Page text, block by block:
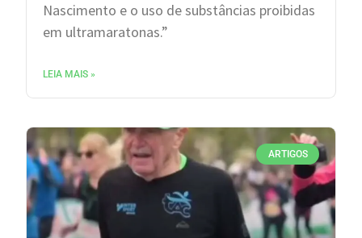
Nascimento e o uso de substâncias proibidas
em ultramaratonas.”
LEIA MAIS »
ARTIGOS